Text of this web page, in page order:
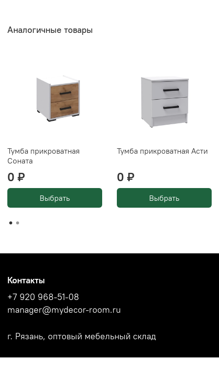
Аналогичные товары
Тумба прикроватная
Соната
0 ₽
Выбрать
Тумба прикроватная Асти
0 ₽
Выбрать
Контакты
+7 920 968-51-08
manager@mydecor-room.ru
г. Рязань, оптовый мебельный склад